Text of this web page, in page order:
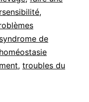
,
syndrome de
, troubles du